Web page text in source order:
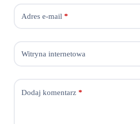
Adres e-mail *
Witryna internetowa
Dodaj komentarz*